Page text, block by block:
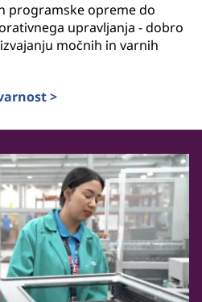
programske opreme do
upravljanja - dobro
močnih in varnih
>